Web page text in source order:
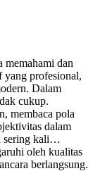
memahami dan
yang profesional,
Dalam
cukup.
membaca pola
dalam
sering kali…
oleh kualitas
berlangsung.